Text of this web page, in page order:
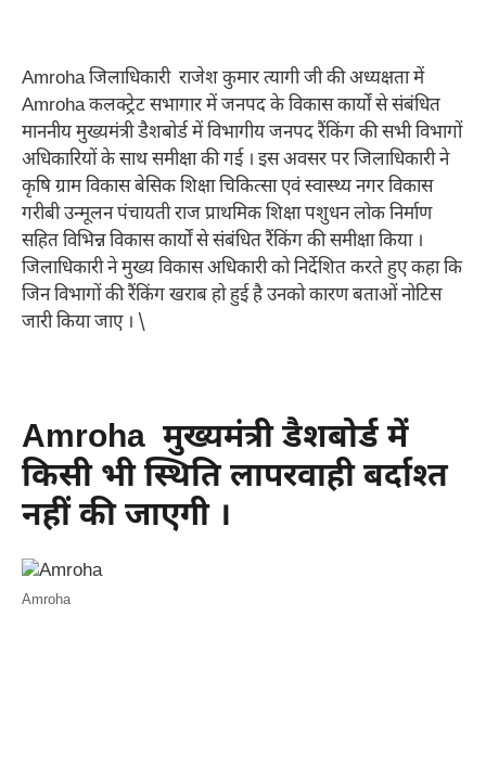
Amroha जिलाधिकारी राजेश कुमार त्यागी जी की अध्यक्षता में
Amroha कलक्ट्रेट सभागार में जनपद के विकास कार्यों से संबंधित
माननीय मुख्यमंत्री डैशबोर्ड में विभागीय जनपद रैंकिंग की सभी विभागों
अधिकारियों के साथ समीक्षा की गई । इस अवसर पर जिलाधिकारी ने
कृषि ग्राम विकास बेसिक शिक्षा चिकित्सा एवं स्वास्थ्य नगर विकास
गरीबी उन्मूलन पंचायती राज प्राथमिक शिक्षा पशुधन लोक निर्माण
सहित विभिन्न विकास कार्यों से संबंधित रैंकिंग की समीक्षा किया ।
जिलाधिकारी ने मुख्य विकास अधिकारी को निर्देशित करते हुए कहा कि
जिन विभागों की रैंकिंग खराब हो हुई है उनको कारण बताओं नोटिस
जारी किया जाए । \
Amroha मुख्यमंत्री डैशबोर्ड में
किसी भी स्थिति लापरवाही बर्दाश्त
नहीं की जाएगी ।
Amroha